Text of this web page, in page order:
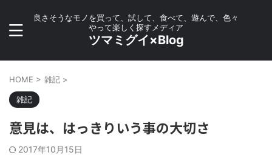
良さそうなモノを買って、試して、食べて、遊んで、色々
やって楽しく探すメディア
ツマミグイ×Blog
HOME > 雑記 >
雑記
意見は、はっきりいう事の大切さ
2017年10月15日